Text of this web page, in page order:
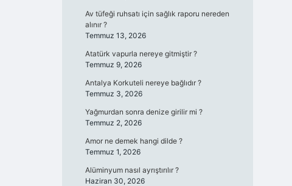
Av tüfeği ruhsatı için sağlık raporu nereden
alınır ?
Temmuz 13, 2026
Atatürk vapurla nereye gitmiştir ?
Temmuz 9, 2026
Antalya Korkuteli nereye bağlıdır ?
Temmuz 3, 2026
Yağmurdan sonra denize girilir mi ?
Temmuz 2, 2026
Amor ne demek hangi dilde ?
Temmuz 1, 2026
Alüminyum nasıl ayrıştırılır ?
Haziran 30, 2026